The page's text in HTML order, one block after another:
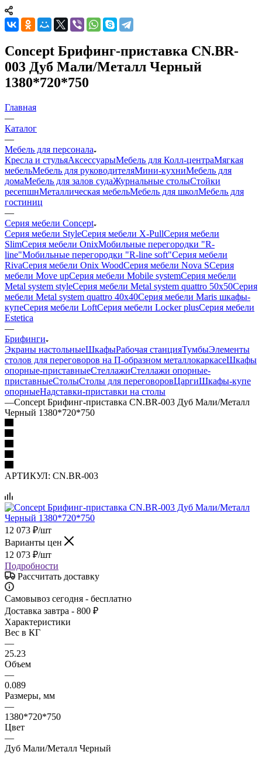
Concept Брифинг-приставка CN.BR-
003 Дуб Мали/Металл Черный
1380*720*750
Главная
—
Каталог
—
Мебель для персонала
Кресла и стульяАксессуарыМебель для Колл-центраМягкая
мебельМебель для руководителяМини-кухниМебель для
домаМебель для залов судаЖурнальные столыСтойки
ресепшнМеталлическая мебельМебель для школМебель для
гостиниц
—
Серия мебели Concept
Серия мебели StyleСерия мебели X-PullСерия мебели
SlimСерия мебели OnixМобильные перегородки "R-
line"Мобильные перегородки "R-line soft"Серия мебели
RivaСерия мебели Onix WoodСерия мебели Nova SСерия
мебели Move upСерия мебели Mobile systemСерия мебели
Metal system styleСерия мебели Metal system quattro 50x50Серия
мебели Metal system quattro 40x40Серия мебели Maris шкафы-
купеСерия мебели LoftСерия мебели Locker plusСерия мебели
Estetica
—
Брифинги
Экраны настольныеШкафыРабочая станцияТумбыЭлементы
столов для переговоров на П-образном металлокаркасеШкафы
опорные-приставныеСтеллажиСтеллажи опорные-
приставныеСтолыСтолы для переговоровЦаргиШкафы-купе
опорныеНадставки-приставки на столы
—Concept Брифинг-приставка CN.BR-003 Дуб Мали/Металл
Черный 1380*720*750
АРТИКУЛ: CN.BR-003
12 073 ₽/шт
Варианты цен
12 073 ₽/шт
Подробности
Рассчитать доставку
Самовывоз сегодня - бесплатно
Доставка завтра - 800 ₽
Характеристики
Вес в КГ
—
25.23
Объем
—
0.089
Размеры, мм
—
1380*720*750
Цвет
—
Дуб Мали/Металл Черный